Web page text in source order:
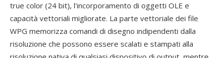
true color (24 bit), l'incorporamento di oggetti OLE e
capacità vettoriali migliorate. La parte vettoriale dei file
WPG memorizza comandi di disegno indipendenti dalla
risoluzione che possono essere scalati e stampati alla